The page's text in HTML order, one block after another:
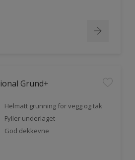
Grund+
Helmatt grunning for vegg og tak
Fyller underlaget
God dekkevne